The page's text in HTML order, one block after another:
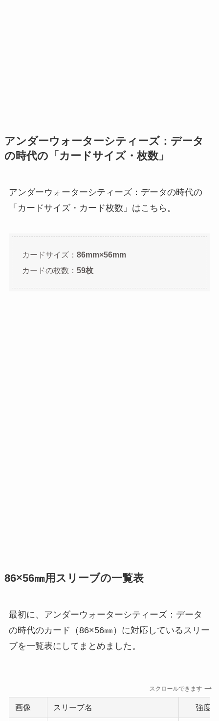
アンダーウォーターシティーズ：データ
の時代の「カードサイズ・枚数」
アンダーウォーターシティーズ：データの時代の
「カードサイズ・カード枚数」はこちら。
カードサイズ： 86mm×56mm
カードの枚数： 59枚
86×56㎜用スリーブの一覧表
最初に、アンダーウォーターシティーズ：データ
の時代のカード（86×56㎜）に対応しているスリー
ブを一覧表にしてまとめました。
スクロールできます
画像 スリーブ名 強度